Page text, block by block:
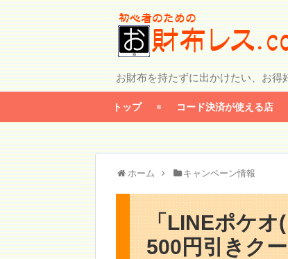
お財布を持たずに出かけたい、お得
トップ コード決済が使える店
ホーム キャンペーン情報
「LINEポケオ
500円引きク